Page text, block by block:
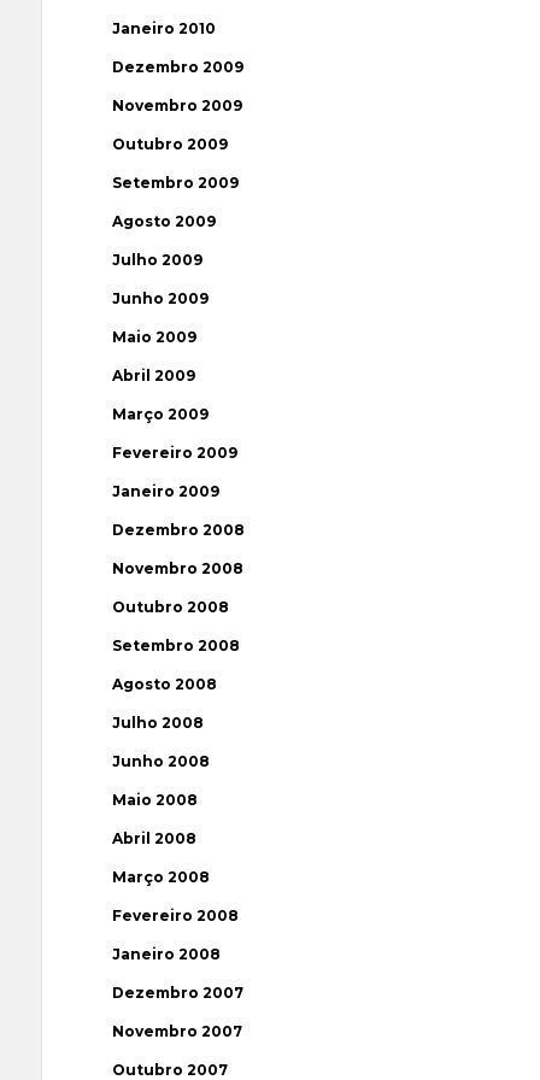
Janeiro 2010
Dezembro 2009
Novembro 2009
Outubro 2009
Setembro 2009
Agosto 2009
Julho 2009
Junho 2009
Maio 2009
Abril 2009
Março 2009
Fevereiro 2009
Janeiro 2009
Dezembro 2008
Novembro 2008
Outubro 2008
Setembro 2008
Agosto 2008
Julho 2008
Junho 2008
Maio 2008
Abril 2008
Março 2008
Fevereiro 2008
Janeiro 2008
Dezembro 2007
Novembro 2007
Outubro 2007